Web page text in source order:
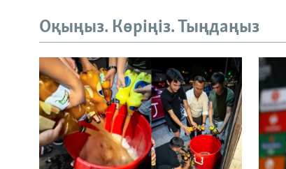
Оқыңыз. Көріңіз. Тыңдаңыз